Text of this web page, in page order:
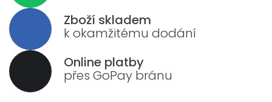
Zboží skladem
k okamžitému dodání
Online platby
přes GoPay bránu